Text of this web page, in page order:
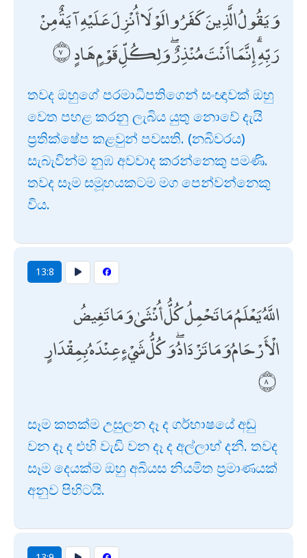
وَيَقُولُ الَّذِينَ كَفَرُوا لَوْلَا أُنْزِلَ عَلَيْهِ آيَةٌ مِنْ
رَبِّهِ ۗ إِنَّمَا أَنْتَ مُنْذِرٌ ۖ وَلِكُلِّ قَوْمٍ هَادٍ
තවද ඔහුගේ පරමාධිපතිගෙන් සංඥාවක් ඔහු
වෙත පහළ කරනු ලැබිය යුතු නොවේ දැයි
ප්‍රතික්ෂේප කළවුන් පවසති. (නබිවරය)
සැබැවින්ම නුඹ අවවාද කරන්නෙකු පමණි.
තවද සෑම සමූහයකටම මග පෙන්වන්නෙකු
විය.
13:8
اللَّهُ يَعْلَمُ مَا تَحْمِلُ كُلُّ أُنْثَىٰ وَمَا تَغِيضُ
الْأَرْحَامُ وَمَا تَزْدَادُ ۖ وَكُلُّ شَيْءٍ عِنْدَهُ بِمِقْدَارٍ
සෑම කතක්ම උසුලන දෑ ද ගර්භාෂයේ අඩු
වන දෑ ද එහි වැඩි වන දෑ ද අල්ලාහ් දනී. තවද
සෑම දෙයක්ම ඔහු අබියස නියමිත ප්‍රමාණයක්
අනුව පිහිටයි.